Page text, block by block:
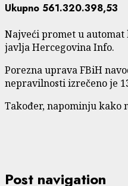
Ukupno 561.320.398,53
Najveći promet u automat
javlja Hercegovina Info.
Porezna uprava FBiH
nepravilnosti izrečeno je
Također, napominju kako
Post navigation